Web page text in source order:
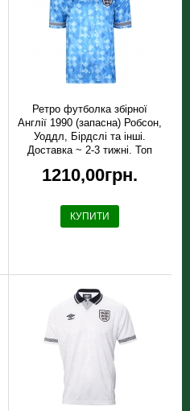
Ретро футболка збірної
Англії 1990 (запасна) Робсон,
Уоддл, Бірдслі та інші.
Доставка ~ 2-3 тижні. Топ
1210,00грн.
КУПИТИ